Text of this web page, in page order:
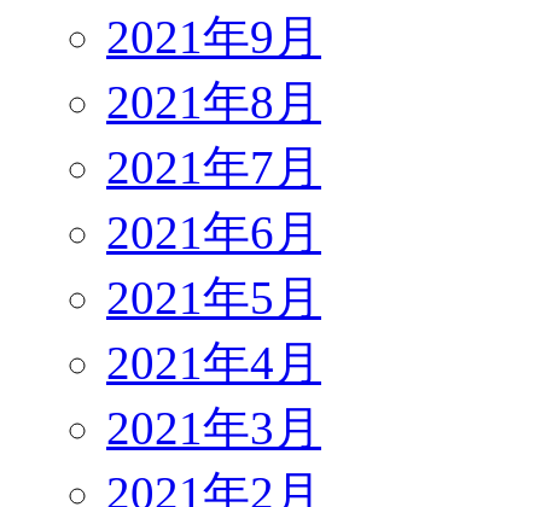
2021年9月
2021年8月
2021年7月
2021年6月
2021年5月
2021年4月
2021年3月
2021年2月